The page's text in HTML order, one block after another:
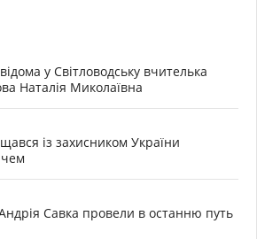
у Світловодську вчителька
Наталія Миколаївна
із захисником України
Савка провели в останню путь